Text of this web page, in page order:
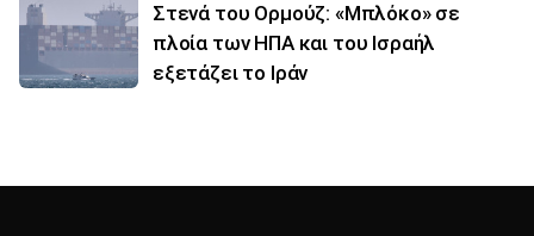
Στενά του Ορμούζ: «Μπλόκο» σε
πλοία των ΗΠΑ και του Ισραήλ
εξετάζει το Ιράν